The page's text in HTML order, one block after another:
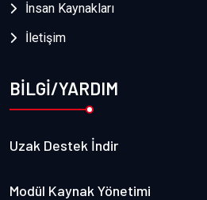
İnsan Kaynakları
İletişim
BİLGİ/YARDIM
Uzak Destek İndir
Modül Kaynak Yönetimi